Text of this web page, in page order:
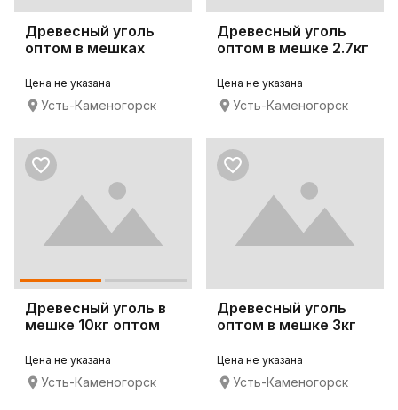
Древесный уголь
оптом в мешках
Цена не указана
Усть-Каменогорск
Древесный уголь
оптом в мешке 2.7кг
Цена не указана
Усть-Каменогорск
Древесный уголь в
мешке 10кг оптом
Цена не указана
Усть-Каменогорск
Древесный уголь
оптом в мешке 3кг
Цена не указана
Усть-Каменогорск